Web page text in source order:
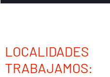
TRABAJAMOS: